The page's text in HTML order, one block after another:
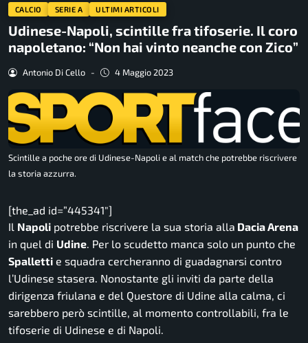
CALCIO SERIE A ULTIMI ARTICOLI
Udinese-Napoli, scintille fra tifoserie. Il coro
napoletano: “Non hai vinto neanche con Zico”
Antonio Di Cello - 4 Maggio 2023
Scintille a poche ore di Udinese-Napoli e al match che potrebbe riscrivere
la storia azzurra.
[the_ad id=”445341″]
Il Napoli potrebbe riscrivere la sua storia alla Dacia Arena
in quel di Udine . Per lo scudetto manca solo un punto che
Spalletti e squadra cercheranno di guadagnarsi contro
l’Udinese stasera. Nonostante gli inviti da parte della
dirigenza friulana e del Questore di Udine alla calma, ci
sarebbero però scintille, al momento controllabili, fra le
tifoserie di Udinese e di Napoli.